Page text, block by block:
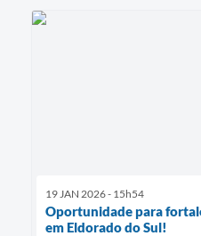
19 JAN 2026 - 15h54
Oportunidade para
em Eldorado do Sul!